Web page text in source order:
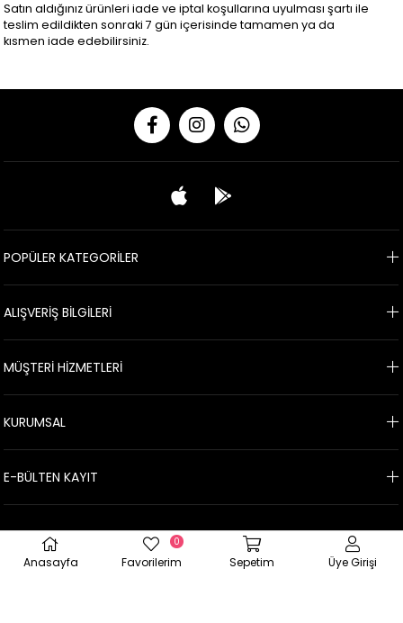
Satın aldığınız ürünleri iade ve iptal koşullarına uyulması şartı ile
teslim edildikten sonraki 7 gün içerisinde tamamen ya da
kısmen iade edebilirsiniz.
POPÜLER KATEGORİLER
ALIŞVERİŞ BİLGİLERİ
MÜŞTERİ HİZMETLERİ
KURUMSAL
E-BÜLTEN KAYIT
© 2026 Meloş Pet Art&Shop - Tüm hakları saklıdır.
Anasayfa
Favorilerim
0
Sepetim Üye Girişi